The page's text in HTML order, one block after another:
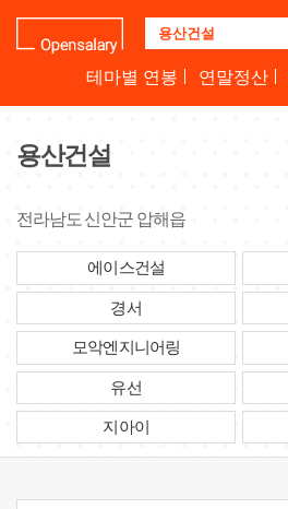
업
명
테마별 연봉 연말정산
용산건설
전라남도 신안군 압해읍
에이스건설
경서
모악엔지니어링
유선
지아이